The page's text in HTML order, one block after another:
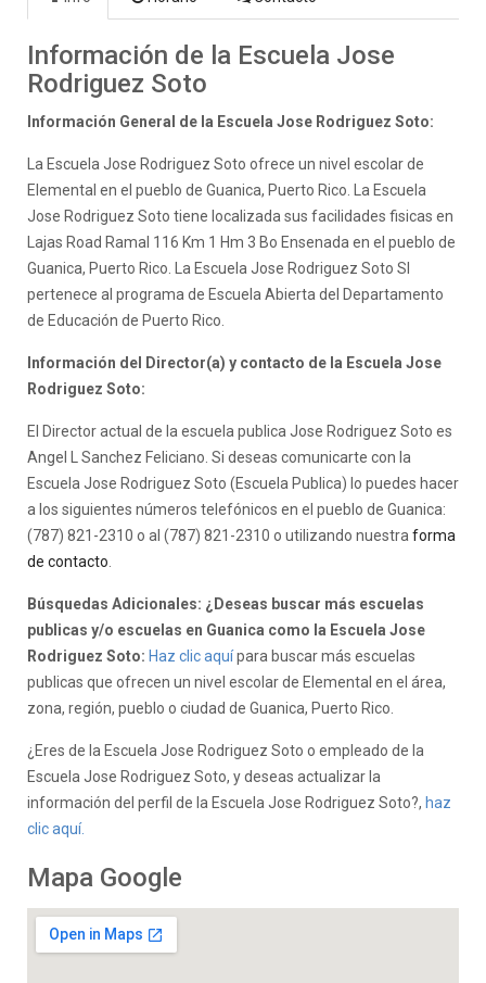
Información de la Escuela Jose
Rodriguez Soto
Información General de la Escuela Jose Rodriguez Soto:
La Escuela Jose Rodriguez Soto ofrece un nivel escolar de
Elemental en el pueblo de Guanica, Puerto Rico. La Escuela
Jose Rodriguez Soto tiene localizada sus facilidades fisicas en
Lajas Road Ramal 116 Km 1 Hm 3 Bo Ensenada en el pueblo de
Guanica, Puerto Rico. La Escuela Jose Rodriguez Soto SI
pertenece al programa de Escuela Abierta del Departamento
de Educación de Puerto Rico.
Información del Director(a) y contacto de la Escuela Jose
Rodriguez Soto:
El Director actual de la escuela publica Jose Rodriguez Soto es
Angel L Sanchez Feliciano. Si deseas comunicarte con la
Escuela Jose Rodriguez Soto (Escuela Publica) lo puedes hacer
a los siguientes números telefónicos en el pueblo de Guanica:
(787) 821-2310 o al (787) 821-2310 o utilizando nuestra forma
de contacto
Búsquedas Adicionales: ¿Deseas buscar más escuelas
publicas y/o escuelas en Guanica como la Escuela Jose
Rodriguez Soto: Haz clic aquípara buscar más escuelas
publicas que ofrecen un nivel escolar de Elemental en el área,
zona, región, pueblo o ciudad de Guanica, Puerto Rico.
¿Eres de la Escuela Jose Rodriguez Soto o empleado de la
Escuela Jose Rodriguez Soto, y deseas actualizar la
información del perfil de la Escuela Jose Rodriguez Soto?, haz
clic aquí.
Mapa Google